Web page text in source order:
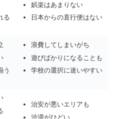
る
娯楽はあまりない
日本からの直行便はない
う
浪費してしまいがち
遊びばかりになることも
学校の選択に迷いやすい
治安が悪いエリアも
渋滞がひどい